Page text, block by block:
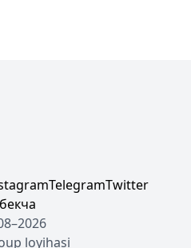
TelegramTwitter
loyihasi